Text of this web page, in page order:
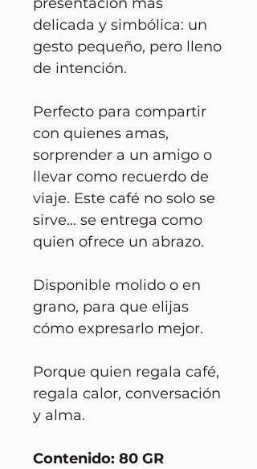
presentación más
delicada y simbólica: un
gesto pequeño, pero lleno
de intención.
Perfecto para compartir
con quienes amas,
sorprender a un amigo o
llevar como recuerdo de
viaje. Este café no solo se
sirve… se entrega como
quien ofrece un abrazo.
Disponible molido o en
grano, para que elijas
cómo expresarlo mejor.
Porque quien regala café,
regala calor, conversación
y alma.
Contenido: 80 GR